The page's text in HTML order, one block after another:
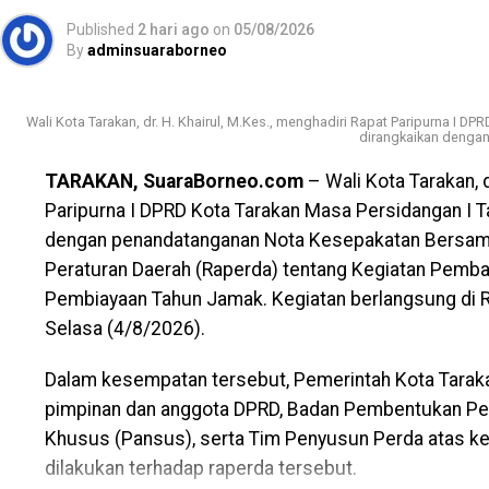
Published 2 hari ago on 05/08/2026
Byadminsuaraborneo
Wali Kota Tarakan, dr. H. Khairul, M.Kes., menghadiri Rapat Paripurna I
dirangkaikan
TARAKAN, SuaraBorneo.com – Wali Kota Tarakan,
Paripurna I DPRD Kota Tarakan Masa Persidangan
dengan penandatanganan Nota Kesepakatan
Peraturan Daerah (Raperda) tentang Kegiatan
Pembiayaan Tahun Jamak. Kegiatan berlangsung di
Selasa (4/8/2026).
Dalam kesempatan tersebut, Pemerintah Kota
pimpinan dan anggota DPRD, Badan Pembentukan
Khusus (Pansus), serta Tim Penyusun Perda atas
dilakukan terhadap raperda tersebut.